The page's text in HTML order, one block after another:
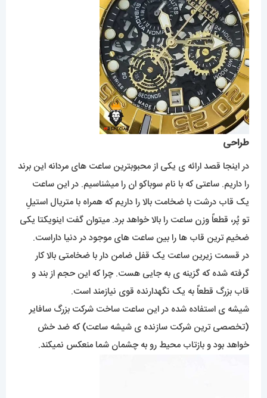
طراحی
در اینجا قصد ارائه ی یکی از محبوبترین ساعت های مردانه این برند
را داریم. ساعتی که با نام سوباکو ان را میشناسیم. در این ساعت
یک قاب درشت با ضخامت بالا را داریم که همراه با متریال استیلِ
تو پُر، قطعاً وزن ساعت را بالا خواهد برد. میتوان گفت اینویکتا یکی
ضخیم ترین قاب ها را بین ساعت های موجود در دنیا داراست.
در قسمت زیرین ساعت یک قفل ضامن دار با ضخامتی بالا کار
گرفته شده که گزینه ی به جایی هست. چرا که این حجم از بند و
قاب بزرگ قطعاً به یک نگهدارنده قوی نیازمند است.
شیشه ی استفاده شده در این ساعت ساخت شرکت بزرگ سافایر
(تخصصی ترین شرکت سازنده ی شیشه ساعت) که ضد خش
خواهد بود و بازتاب محیط رو به چشمان شما منعکس نمیکند.